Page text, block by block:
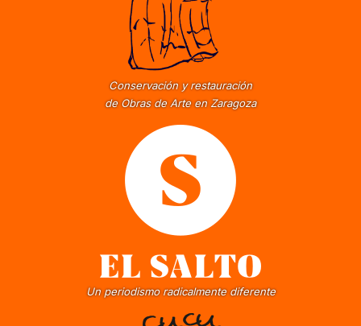
Conservación y restauración
de Obras de Arte en Zaragoza
Un periodismo radicalmente diferente